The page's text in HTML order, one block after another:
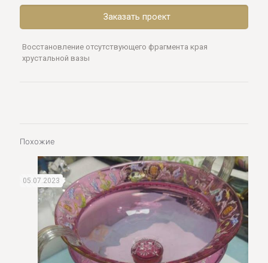
Заказать проект
Восстановление отсутствующего фрагмента края
хрустальной вазы
Похожие
05.07.2023